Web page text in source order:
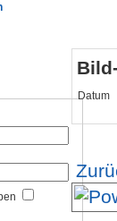
Datum